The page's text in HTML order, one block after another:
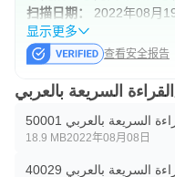
4.做生意更快。
应用程序功能：
＆公牛; 30天的综合方法
＆公牛;学员可以根据自
扫描日期：
2022年08月
显示更多
查看安全报告
18.9 MB2022年08月08日